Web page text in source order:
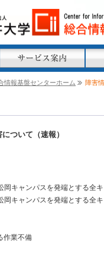
情報基盤センターホーム 障害
ついて（速報）
ャンパスを発端とする全キ
ャンパスを発端とする全キ
作業不備